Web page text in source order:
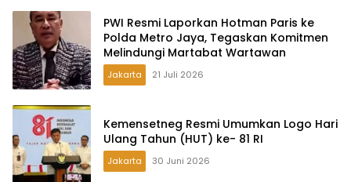
PWI Resmi Laporkan Hotman Paris ke
Polda Metro Jaya, Tegaskan Komitmen
Melindungi Martabat Wartawan
Jakarta 21 Juli 2026
Kemensetneg Resmi Umumkan Logo Hari
Ulang Tahun (HUT) ke- 81 RI
Jakarta 30 Juni 2026